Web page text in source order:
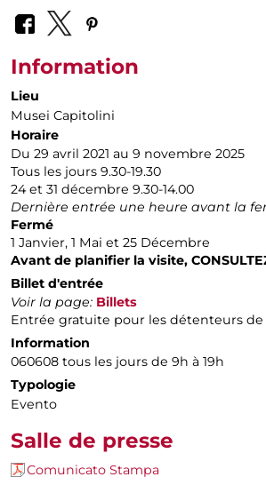
Information
Lieu
Musei Capitolini
Horaire
Du 29 avril 2021 au 9 novembre 2025
Tous les jours 9.30-19.30
24 et 31 décembre 9.30-14.00
Dernière entrée une heure avant la
Fermé
1 Janvier, 1 Mai et 25 Décembre
Avant de planifier la visite,
Billet d'entrée
Voir la page: Billets
Entrée gratuite pour les détenteurs de
Information
060608 tous les jours de 9h à 19h
Typologie
Evento
Salle de presse
Comunicato Stampa